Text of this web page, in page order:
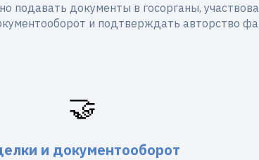
подавать документы в госорганы,
и подтверждать авторство
🤝
и документооборот